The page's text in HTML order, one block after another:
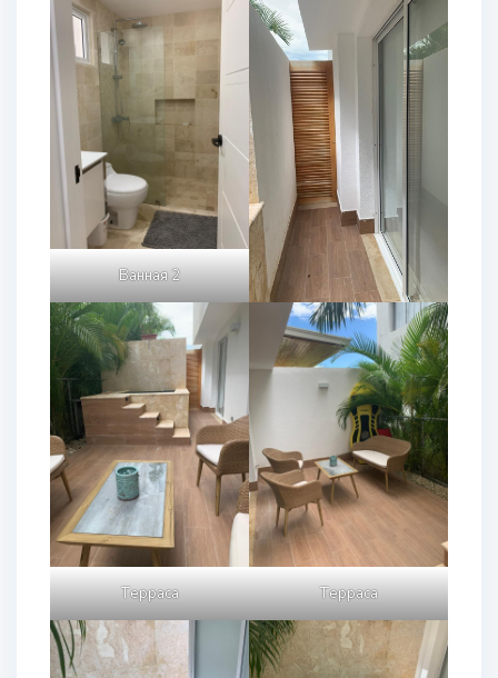
Ванная 2
Терраса Терраса